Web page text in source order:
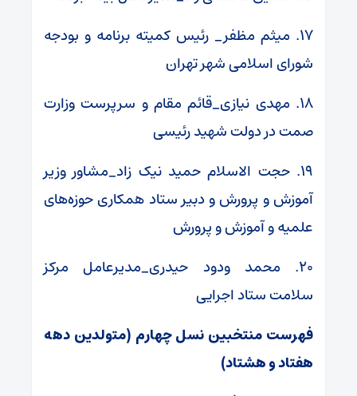
۱۷. میثم مظفر_ رئیس کمیته برنامه و بودجه
شورای اسلامی شهر تهران
۱۸. مهدی نیازی_قائم مقام و سرپرست وزارت
صمت در دولت شهید رئیسی
۱۹. حجت الاسلام حمید نیک زاد_مشاور وزیر
آموزش و پرورش و دبیر ستاد همکاری حوزه‌های
علمیه و آموزش و پرورش
۲۰. محمد ودود حیدری_مدیرعامل مرکز
سلامت ستاد اجرایی
فهرست منتخبین نسل چهارم (متولدین دهه
هفتاد و هشتاد)